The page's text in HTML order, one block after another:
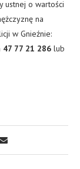
ustnej o wartości
na
w Gnieźnie:
47 77 21 286 lub